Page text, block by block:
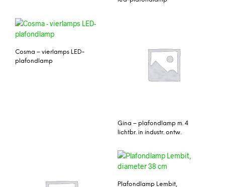
Cosma – vierlamps LED-
plafondlamp
Gina – plafondlamp m. 4
lichtbr. in industr. ontw.
Plafondlamp Lembit,